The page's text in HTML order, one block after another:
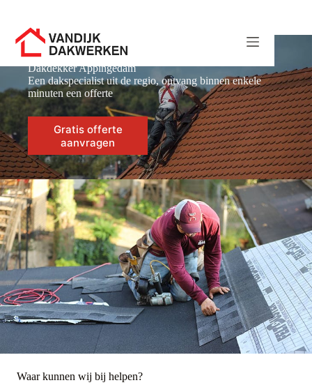
inhoud
Dakdekker Appingedam
Een dakspecialist uit de regio, ontvang binnen enkele
minuten een offerte
Gratis offerte
aanvragen
Waar kunnen wij bij helpen?